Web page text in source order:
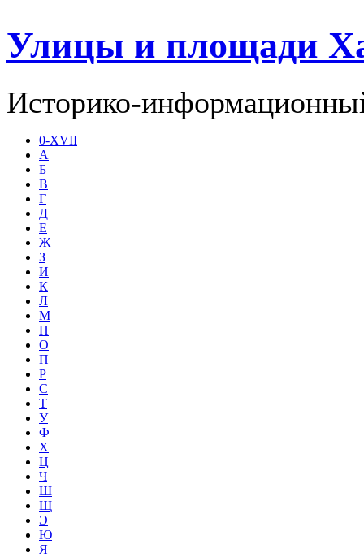
Улицы и площади
Историко-
0-XVII
А
Б
В
Г
Д
Е
Ж
З
И
К
Л
М
Н
О
П
Р
С
Т
У
Ф
Х
Ц
Ч
Ш
Щ
Э
Ю
Я